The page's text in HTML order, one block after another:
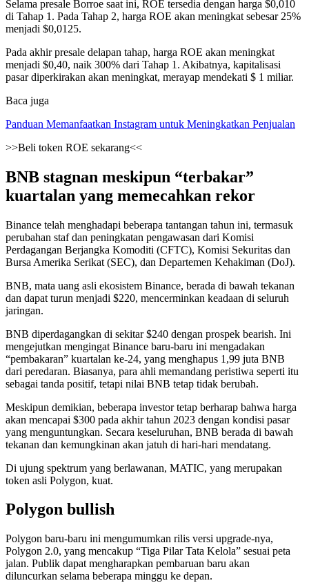
Selama presale Borroe saat ini, ROE tersedia dengan harga $0,010
di Tahap 1. Pada Tahap 2, harga ROE akan meningkat sebesar 25%
menjadi $0,0125.
Pada akhir presale delapan tahap, harga ROE akan meningkat
menjadi $0,40, naik 300% dari Tahap 1. Akibatnya, kapitalisasi
pasar diperkirakan akan meningkat, merayap mendekati $ 1 miliar.
Baca juga
Panduan Memanfaatkan Instagram untuk Meningkatkan Penjualan
>>Beli token ROE sekarang<<
BNB stagnan meskipun “terbakar”
kuartalan yang memecahkan rekor
Binance telah menghadapi beberapa tantangan tahun ini, termasuk
perubahan staf dan peningkatan pengawasan dari Komisi
Perdagangan Berjangka Komoditi (CFTC), Komisi Sekuritas dan
Bursa Amerika Serikat (SEC), dan Departemen Kehakiman (DoJ).
BNB, mata uang asli ekosistem Binance, berada di bawah tekanan
dan dapat turun menjadi $220, mencerminkan keadaan di seluruh
jaringan.
BNB diperdagangkan di sekitar $240 dengan prospek bearish. Ini
mengejutkan mengingat Binance baru-baru ini mengadakan
“pembakaran” kuartalan ke-24, yang menghapus 1,99 juta BNB
dari peredaran. Biasanya, para ahli memandang peristiwa seperti itu
sebagai tanda positif, tetapi nilai BNB tetap tidak berubah.
Meskipun demikian, beberapa investor tetap berharap bahwa harga
akan mencapai $300 pada akhir tahun 2023 dengan kondisi pasar
yang menguntungkan. Secara keseluruhan, BNB berada di bawah
tekanan dan kemungkinan akan jatuh di hari-hari mendatang.
Di ujung spektrum yang berlawanan, MATIC, yang merupakan
token asli Polygon, kuat.
Polygon bullish
Polygon baru-baru ini mengumumkan rilis versi upgrade-nya,
Polygon 2.0, yang mencakup “Tiga Pilar Tata Kelola” sesuai peta
jalan. Publik dapat mengharapkan pembaruan baru akan
diluncurkan selama beberapa minggu ke depan.